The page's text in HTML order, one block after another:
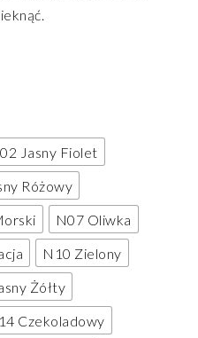
Jasny Fiolet
Różowy
N07 Oliwka
N10 Zielony
Żółty
Czekoladowy